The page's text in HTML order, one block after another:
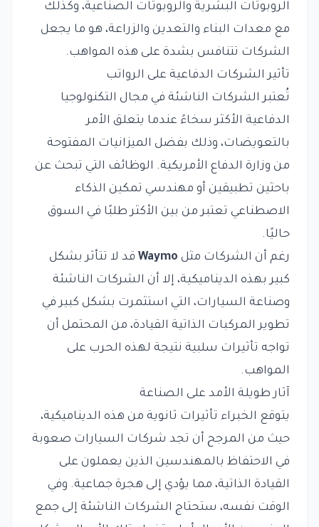
الروبوتات البشرية والروبوتات الصناعية، وكذلك
مع معدات البناء والتعدين والزراعة، هو ما يجعل
الشركات تتنافس بشدة على هذه المواهب.
تأثير الشركات الدفاعية على الرواتب
تُعتبر الشركات الناشئة في مجال التكنولوجيا
الدفاعية الأكثر سخاءً عندما يتعلق الأمر
بالتعويضات، وذلك بفضل الميزانيات المفتوحة
من وزارة الدفاع الأمريكية. الوظائف التي تبحث عن
باحثين تطبيقين أو مهندسي تمكين الذكاء
الاصطناعي تعتبر من بين الأكثر طلبًا في السوق
حاليًا.
رغم أن الشركات مثل Waymo قد لا تتأثر بشكل
كبير بهذه الديناميكية، إلا أن الشركات الناشئة
وصناعة السيارات، التي استثمرت بشكل كبير في
تطوير المركبات الذاتية القيادة، من المحتمل أن
تواجه تأثيرات سلبية نتيجة لهذه الحرب على
المواهب.
آثار طويلة الأمد على الصناعة
يتوقع الخبراء تأثيرات ثانوية من هذه الديناميكية،
حيث من المرجح أن تجد شركات السيارات صعوبة
في الاحتفاظ بالمهندسين الذين يعملون على
القيادة الذاتية، مما يؤدي إلى هجرة جماعية. وفي
الوقت نفسه، ستحتاج الشركات الناشئة إلى جمع